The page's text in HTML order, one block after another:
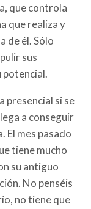
que controla
que realiza y
de él. Sólo
sus
potencial.
presencial si se
a conseguir
El mes pasado
tiene mucho
su antiguo
No penséis
no tiene que